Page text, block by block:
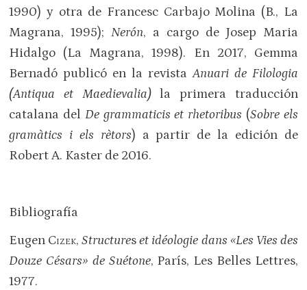
1990) y otra de Francesc Carbajo Molina (B., La
Magrana, 1995);Nerón, a cargo de Josep Maria
Hidalgo (La Magrana, 1998). En 2017, Gemma
Bernadó publicó en la revistaAnuari de Filologia
(Antiqua et Maedievalia)la primera traducción
catalana del De grammaticis et rhetoribus (Sobre els
gramàtics i els rètors) a partir de la edición de
Robert A. Kaster de 2016.
Bibliografía
Eugen Cizek,Structureset idéologie dans «Les Vies des
Douze Césars» de Suétone, París, Les Belles Lettres,
1977.